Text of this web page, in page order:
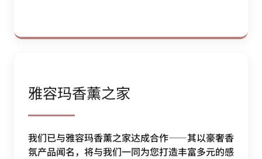
雅容玛香薰之家
我们已与雅容玛香薰之家达成合作——其以豪奢香
氛产品闻名，将与我们一同为您打造丰富多元的感